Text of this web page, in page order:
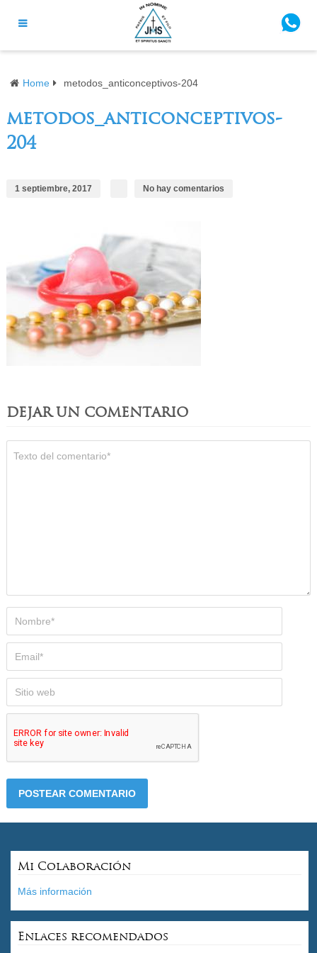
Home metodos_anticonceptivos-204
metodos_anticonceptivos-
204
1 septiembre, 2017 No hay comentarios
DEJAR UN COMENTARIO
Mi Colaboración
Más información
Enlaces recomendados